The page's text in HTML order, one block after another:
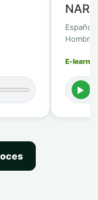
NARU
Español
Hombre
E-
►